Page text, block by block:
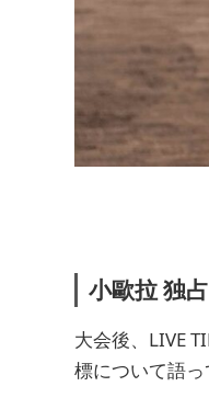
小歐拉 独
大会後、LIVE
標について語っ